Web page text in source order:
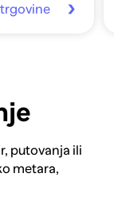
putovanja ili
metara,